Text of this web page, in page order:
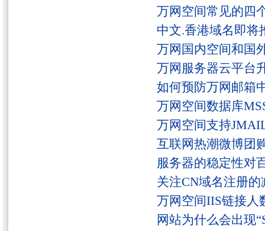
万网空间常见的四
中文.香港域名即将
万网国内空间和国
万网服务器云平台
如何预防万网邮箱
万网空间数据库
万网空间支持
互联网热潮微博团
服务器的稳定性对
关注CN域名注册
万网空间IIS链接人
网站为什么会出现